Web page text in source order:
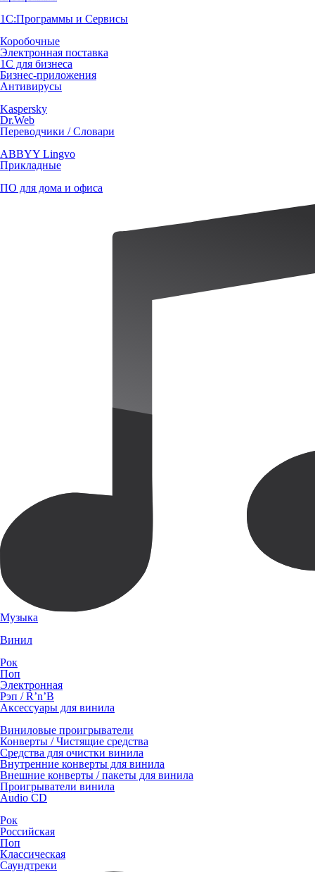
1С:Программы и Сервисы
Коробочные
Электронная поставка
1С для бизнеса
Бизнес-приложения
Антивирусы
Kaspersky
Dr.Web
Переводчики / Словари
ABBYY Lingvo
Прикладные
ПО для дома и офиса
Музыка
Винил
Рок
Поп
Электронная
Рэп / R’n’B
Аксессуары для винила
Виниловые проигрыватели
Конверты / Чистящие средства
Средства для очистки винила
Внутренние конверты для винила
Внешние конверты / пакеты для винила
Проигрыватели винила
Audio CD
Рок
Российская
Поп
Классическая
Саундтреки